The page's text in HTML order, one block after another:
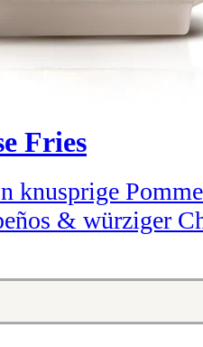
Fries
knusprige
& würziger